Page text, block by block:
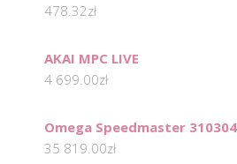
478.32zł
AKAI MPC LIVE
4 699.00zł
Omega Speedmaster
35 819.00zł